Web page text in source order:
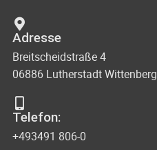
Adresse
Breitscheidstraße 4
06886 Lutherstadt Wittenberg
Telefon:
+493491 806-0